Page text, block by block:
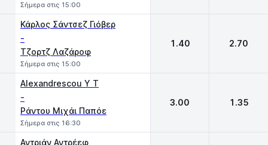
Σήμερα στις 15:00
Κάρλος Σάντσεζ Γιόβερ
-
Τζορτζ Λαζάροφ
Σήμερα στις 15:00
1.40 2.70
Alexandrescou Y T
-
Ράντου Μιχάι Παπόε
Σήμερα στις 16:30
3.00 1.35
Αντριάν Αντρέεφ